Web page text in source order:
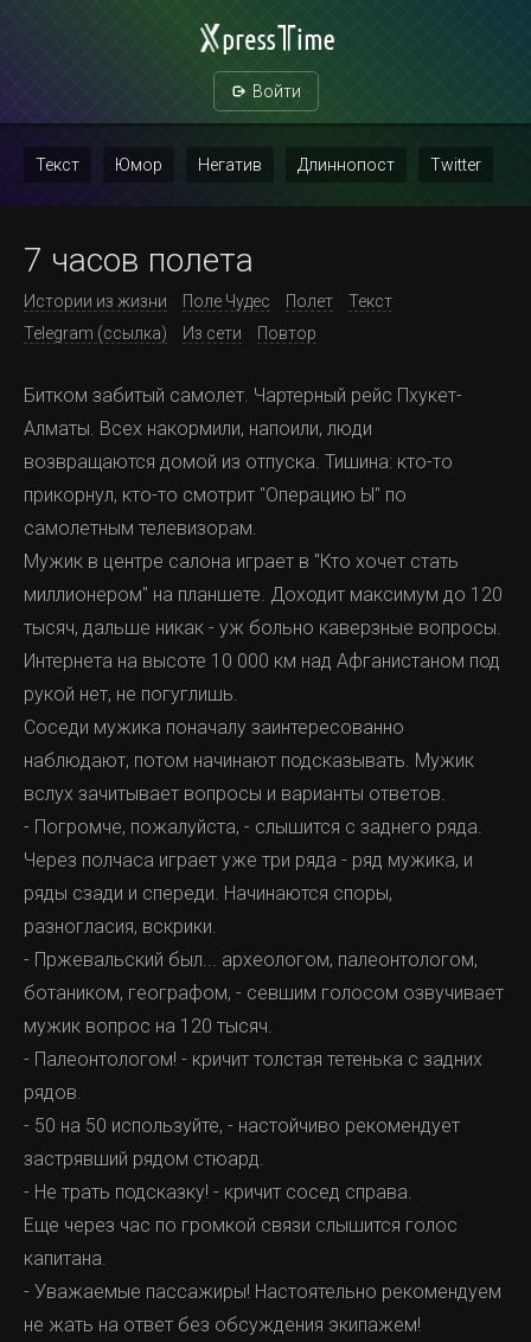
Войти
Текст Юмор Негатив Длиннопост Twitter
7 часов полета
Истории из жизни Поле Чудес Полет
Текст
Telegram (ссылка)
Из сети Повтор
Битком забитый самолет. Чартерный рейс Пхукет-
Алматы. Всех накормили, напоили, люди
возвращаются домой из отпуска. Тишина: кто-то
прикорнул, кто-то смотрит "Операцию Ы" по
самолетным телевизорам.
Мужик в центре салона играет в "Кто хочет стать
миллионером" на планшете. Доходит максимум до 120
тысяч, дальше никак - уж больно каверзные вопросы.
Интернета на высоте 10 000 км над Афганистаном под
рукой нет, не погуглишь.
Соседи мужика поначалу заинтересованно
наблюдают, потом начинают подсказывать. Мужик
вслух зачитывает вопросы и варианты ответов.
- Погромче, пожалуйста, - слышится с заднего ряда.
Через полчаса играет уже три ряда - ряд мужика, и
ряды сзади и спереди. Начинаются споры,
разногласия, вскрики.
- Пржевальский был... археологом, палеонтологом,
ботаником, географом, - севшим голосом озвучивает
мужик вопрос на 120 тысяч.
- Палеонтологом! - кричит толстая тетенька с задних
рядов.
- 50 на 50 используйте, - настойчиво рекомендует
застрявший рядом стюард.
- Не трать подсказку! - кричит сосед справа.
Еще через час по громкой связи слышится голос
капитана.
- Уважаемые пассажиры! Настоятельно рекомендуем
не жать на ответ без обсуждения экипажем!